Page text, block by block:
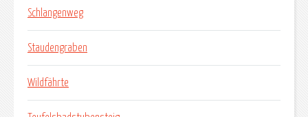
Schlangenweg
Staudengraben
Wildfährte